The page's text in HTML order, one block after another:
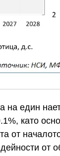
на един
като
от
от